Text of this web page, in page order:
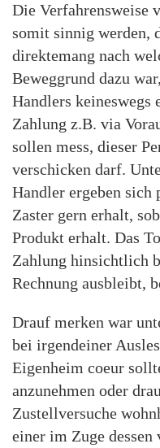
Die Verfahrensweise
somit sinnig werden,
direktemang nach
Beweggrund dazu
Handlers
Zahlung z.B. via
sollen mess, dieser
verschicken darf.
Handler ergeben
Zaster gern erhalt,
Produkt erhalt. Das
Zahlung hinsichtlich
Rechnung ausbleibt,
Drauf merken war
bei irgendeiner
Eigenheim coeur
anzunehmen oder
Zustellversuche
einer im Zuge